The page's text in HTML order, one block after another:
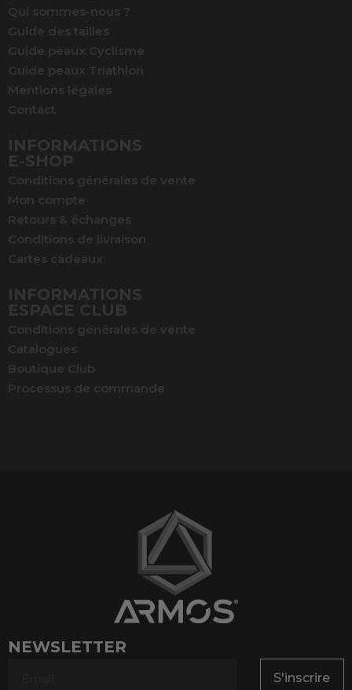
Qui sommes-nous ?
Guide des tailles
Guide peaux Cyclisme
Guide peaux Triathlon
Mentions légales
Contact
INFORMATIONS
E-SHOP
Conditions générales de vente
Mon compte
Retours & échanges
Conditions de livraison
Cartes cadeaux
INFORMATIONS
ESPACE CLUB
Conditions générales de vente
Catalogues
Boutique Club
Processus de commande
NEWSLETTER
S'inscrire